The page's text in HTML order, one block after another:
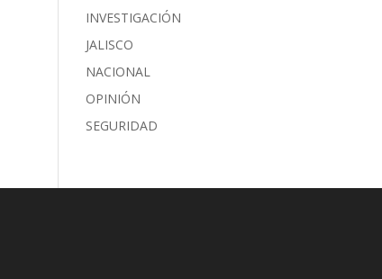
INVESTIGACIÓN
JALISCO
NACIONAL
OPINIÓN
SEGURIDAD